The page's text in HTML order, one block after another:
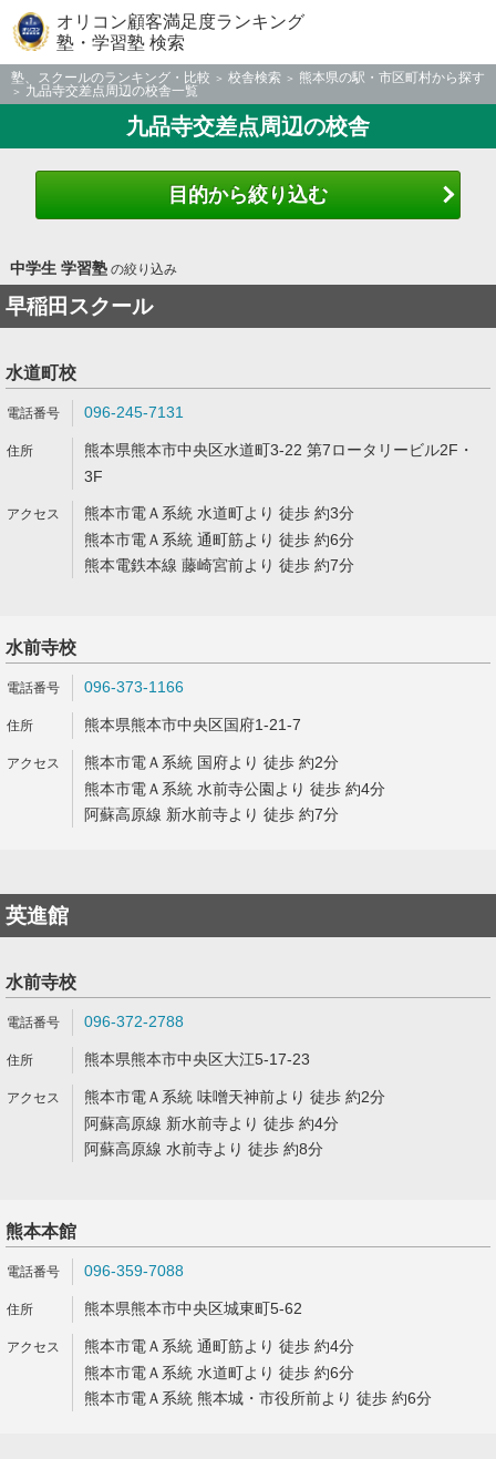
オリコン顧客満足度ランキング
塾・学習塾 検索
塾、スクールのランキング・比較 校舎検索
熊本県の駅・市区町村から探す
九品寺交差点周辺の校舎一覧
九品寺交差点周辺の校舎
目的から絞り込む
中学生 学習塾の絞り込み
早稲田スクール
水道町校
096-245-7131
熊本県熊本市中央区水道町3-22 第7ロータリービル2F・
3F
熊本市電Ａ系統 水道町より 徒歩 約3分
熊本市電Ａ系統 通町筋より 徒歩 約6分
熊本電鉄本線 藤崎宮前より 徒歩 約7分
水前寺校
096-373-1166
熊本県熊本市中央区国府1-21-7
熊本市電Ａ系統 国府より 徒歩 約2分
熊本市電Ａ系統 水前寺公園より 徒歩 約4分
阿蘇高原線 新水前寺より 徒歩 約7分
英進館
水前寺校
096-372-2788
熊本県熊本市中央区大江5-17-23
熊本市電Ａ系統 味噌天神前より 徒歩 約2分
阿蘇高原線 新水前寺より 徒歩 約4分
阿蘇高原線 水前寺より 徒歩 約8分
熊本本館
096-359-7088
熊本県熊本市中央区城東町5-62
熊本市電Ａ系統 通町筋より 徒歩 約4分
熊本市電Ａ系統 水道町より 徒歩 約6分
熊本市電Ａ系統 熊本城・市役所前より 徒歩 約6分